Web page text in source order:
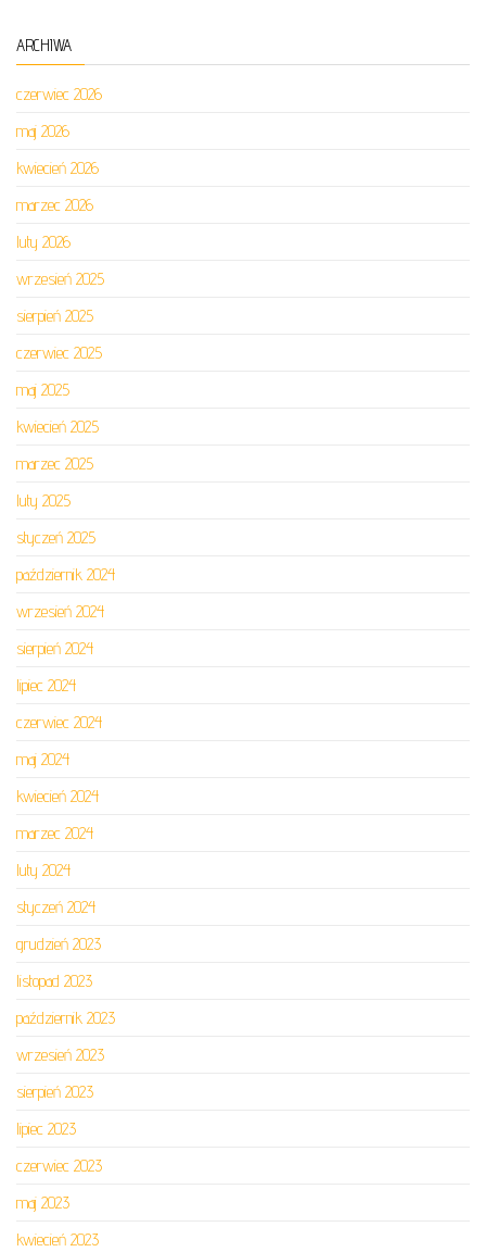
ARCHIWA
czerwiec 2026
maj 2026
kwiecień 2026
marzec 2026
luty 2026
wrzesień 2025
sierpień 2025
czerwiec 2025
maj 2025
kwiecień 2025
marzec 2025
luty 2025
styczeń 2025
październik 2024
wrzesień 2024
sierpień 2024
lipiec 2024
czerwiec 2024
maj 2024
kwiecień 2024
marzec 2024
luty 2024
styczeń 2024
grudzień 2023
listopad 2023
październik 2023
wrzesień 2023
sierpień 2023
lipiec 2023
czerwiec 2023
maj 2023
kwiecień 2023